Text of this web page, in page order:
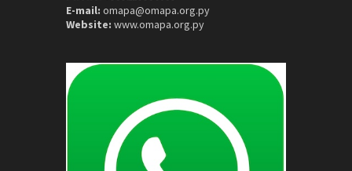
E-mail: omapa@omapa.org.py
Website: www.omapa.org.py